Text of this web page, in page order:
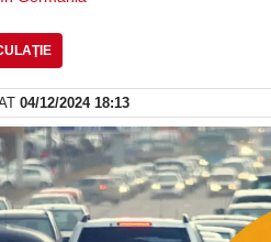
04/12/2024 18:13